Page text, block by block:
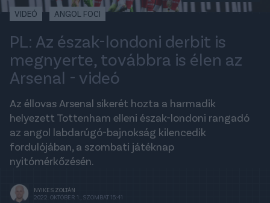
VIDEÓ ANGOL FOCI
PL: Az észak-londoni derbit is
megnyerte, továbbra is élen az
Arsenal - videó
Az éllovas Arsenal sikerét hozta a harmadik
helyezett Tottenham elleni észak-londoni rangadó
az angol labdarúgó-bajnokság kilencedik
fordulójában, a szombati játéknap
nyitómérkőzésén.
NYIKES ZOLTÁN
2022. OKTÓBER 1., SZOMBAT 15:41